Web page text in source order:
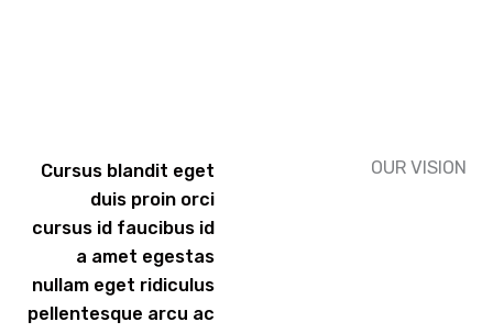
OUR
Cursus blandit eget
duis proin orci
cursus id faucibus id
a amet egestas
nullam eget ridiculus
pellentesque arcu ac